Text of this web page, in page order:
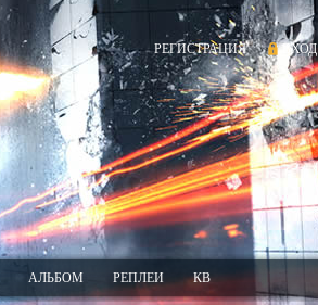
ВХОД
РЕГИСТРАЦИЯ
АЛЬБОМ РЕПЛЕИ КВ